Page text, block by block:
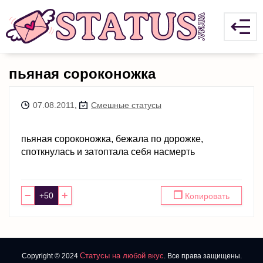
пьяная сороконожка
07.08.2011 Смешные статусы
пьяная сороконожка, бежала по дорожке,
споткнулась и затоптала себя насмерть
− + ❐ Копировать
Copyright © 2024 Статусы на любой вкус. Все права защищены.